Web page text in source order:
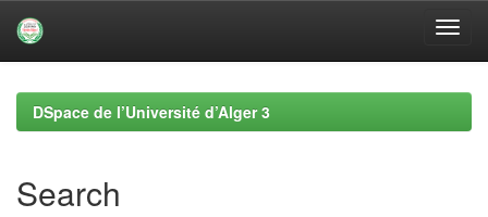
navigationDSpace de l’Université d’Alger 3
Search